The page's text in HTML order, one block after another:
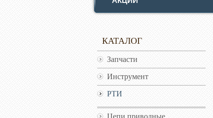
КАТАЛОГ
Запчасти
Инструмент
РТИ
Цепи приводные